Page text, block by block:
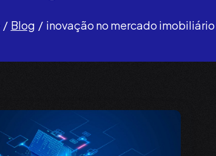
Blog inovação no mercado imobiliário